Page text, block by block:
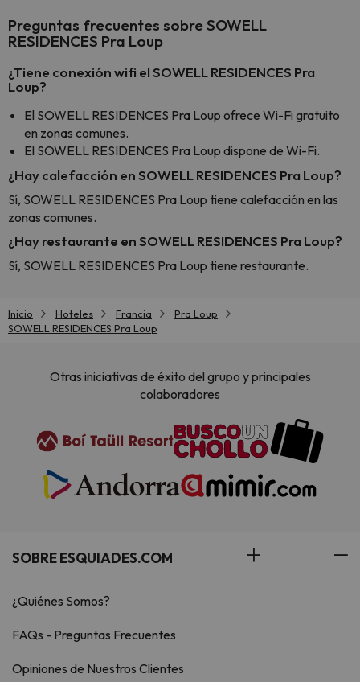
Preguntas frecuentes sobre SOWELL
RESIDENCES Pra Loup
¿Tiene conexión wifi el SOWELL RESIDENCES Pra
Loup?
El SOWELL RESIDENCES Pra Loup ofrece Wi-Fi gratuito
en zonas comunes.
El SOWELL RESIDENCES Pra Loup dispone de Wi-Fi.
¿Hay calefacción en SOWELL RESIDENCES Pra Loup?
Sí, SOWELL RESIDENCES Pra Loup tiene calefacción en las
zonas comunes.
¿Hay restaurante en SOWELL RESIDENCES Pra Loup?
Sí, SOWELL RESIDENCES Pra Loup tiene restaurante.
Inicio Hoteles Francia
Pra Loup
SOWELL RESIDENCES Pra Loup
Otras iniciativas de éxito del grupo y principales
colaboradores
SOBRE ESQUIADES.COM
¿Quiénes Somos?
FAQs - Preguntas Frecuentes
Opiniones de Nuestros Clientes